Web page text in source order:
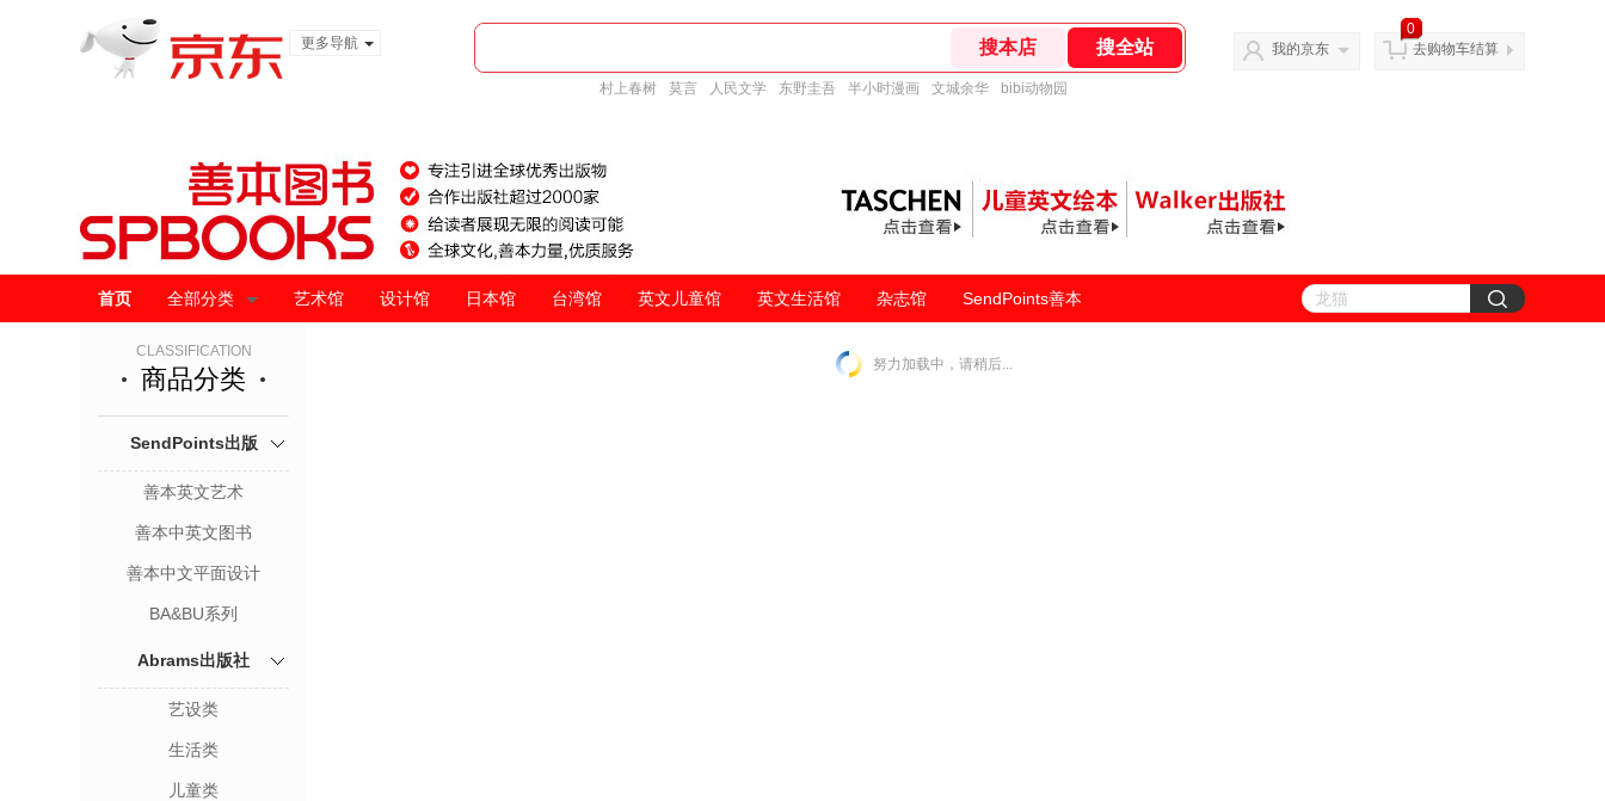
更多导航
村上春树 莫言 人民文学 东野圭吾 半小时漫画 文城余华 bibi动物园
我的京东
0
去购物车结算
首页 全部分类 艺术馆 设计馆 日本馆 台湾馆 英文儿童馆 英文生活馆 杂志馆 SendPoints善本
CLASSIFICATION
商品分类
SendPoints出版
善本英文艺术
善本中英文图书
善本中文平面设计
BA&BU系列
Abrams出版社
艺设类
生活类
儿童类
努力加载中，请稍后...